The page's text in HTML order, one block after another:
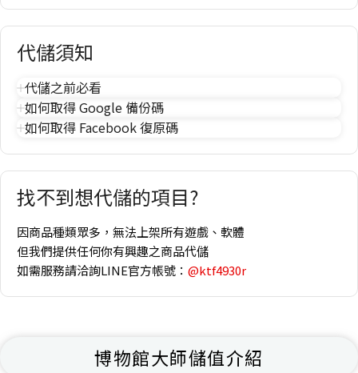
代儲須知
代儲之前必看
如何取得 Google 備份碼
如何取得 Facebook 復原碼
找不到想代儲的項目?
因商品種類眾多，無法上架所有遊戲、軟體
但我們提供任何你有興趣之商品代儲
如需服務請洽詢LINE官方帳號： @ktf4930r
博物館大師儲值介紹